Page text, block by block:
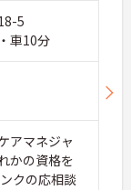
5
車10分
アマネジャ
かの資格を
ランクの応相談